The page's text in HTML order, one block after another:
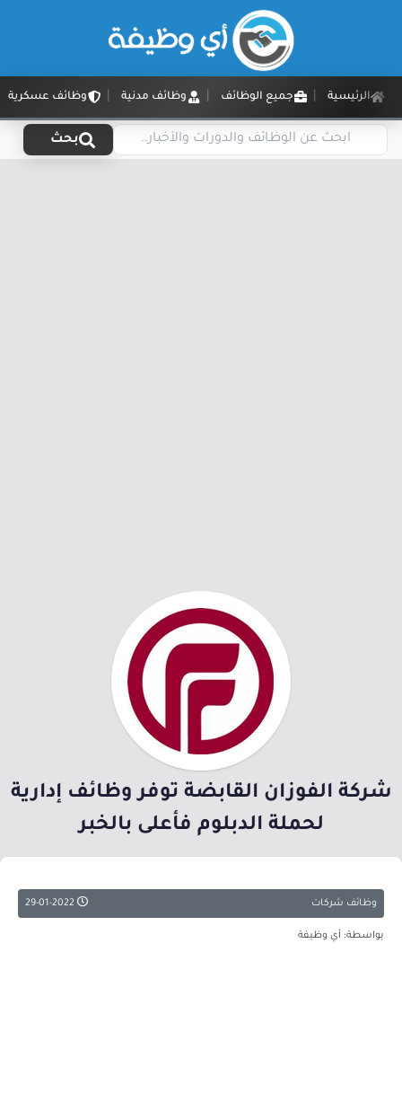
الرئيسية جميع الوظائف وظائف مدنية وظائف عسكرية
بحث
شركة الفوزان القابضة توفر وظائف إدارية
لحملة الدبلوم فأعلى بالخبر
وظائف شركات
بواسطة: أي وظيفة